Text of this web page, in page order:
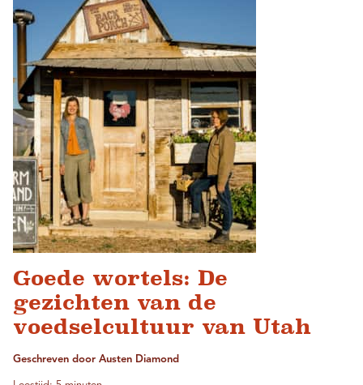
Goede wortels: De
gezichten van de
voedselcultuur van Utah
Geschreven door Austen Diamond